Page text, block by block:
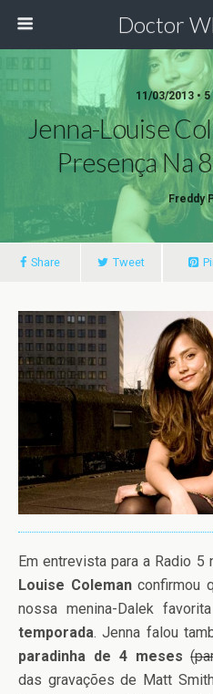
Doctor
11/03/2013 •
Jenna-Louise
Presença Na
Freddy
Share Tweet
Em entrevista para a Radio 5
Louise Colemanconfirmou
nossa menina-Dalek
temporada. Jenna falou
paradinha de 4 meses
das gravações de Matt